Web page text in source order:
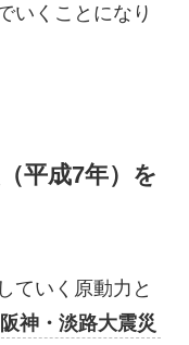
いくことになり
平成7年）を
ていく原動力と
阪神・淡路大震災